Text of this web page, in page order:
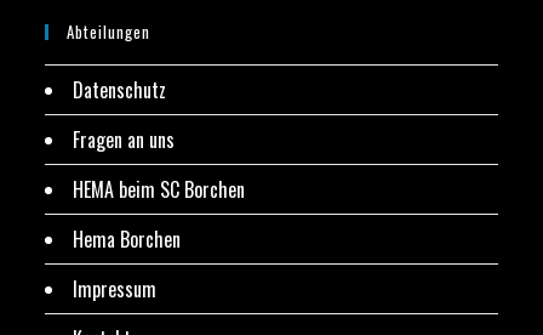
Abteilungen
Datenschutz
Fragen an uns
HEMA beim SC Borchen
Hema Borchen
Impressum